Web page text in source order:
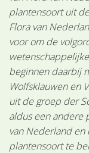
plantensoort uit
Flora van
voor om de
beginnen daarbij
Wolfsklauwen en
uit de groep der
aldus een andere
van Nederland
plantensoort te